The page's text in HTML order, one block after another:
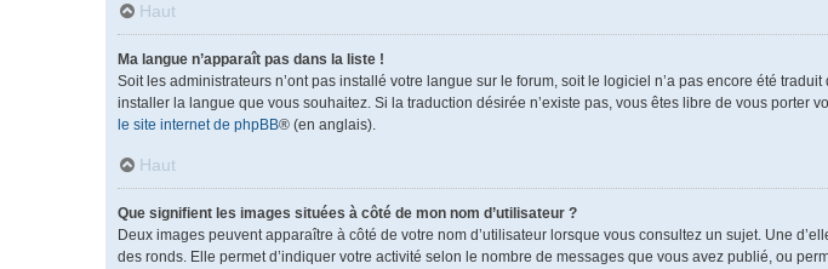
Haut
Ma langue n’apparaît pas dans la liste !
Soit les administrateurs n’ont pas installé votre langue sur le forum, soit le logiciel n’a pas encore été
installer la langue que vous souhaitez. Si la traduction désirée n’existe pas, vous êtes libre de vous
le site internet de phpBB® (en anglais).
Haut
Que signifient les images situées à côté de mon nom d’utilisateur ?
Deux images peuvent apparaître à côté de votre nom d’utilisateur lorsque vous consultez un sujet. Une
des ronds. Elle permet d’indiquer votre activité selon le nombre de messages que vous avez publié, ou